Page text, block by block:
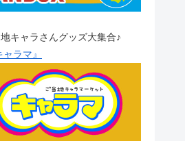
キャラさんグッズ大集合♪
ラマ』